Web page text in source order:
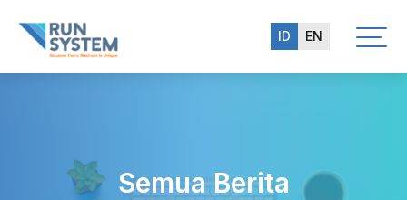
ID EN
Semua Berita